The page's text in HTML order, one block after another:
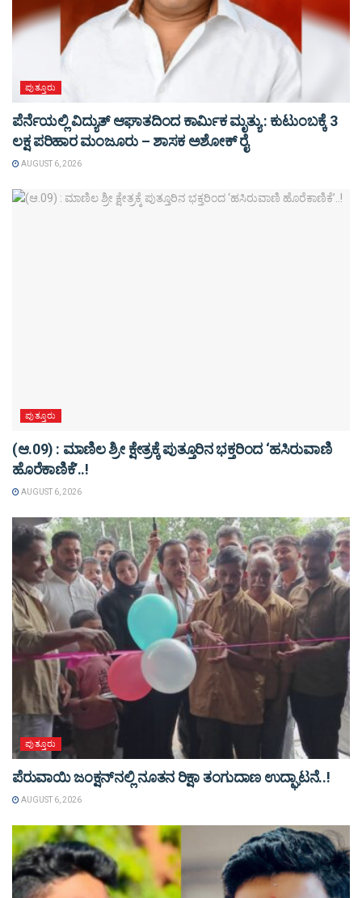
ಪುತ್ತೂರು
ಪೆರ್ನೆಯಲ್ಲಿ ವಿದ್ಯುತ್ ಆಘಾತದಿಂದ ಕಾರ್ಮಿಕ ಮೃತ್ಯು : ಕುಟುಂಬಕ್ಕೆ 3
ಲಕ್ಷ ಪರಿಹಾರ ಮಂಜೂರು – ಶಾಸಕ ಅಶೋಕ್ ರೈ
AUGUST 6, 2026
ಪುತ್ತೂರು
(ಆ.09) : ಮಾಣಿಲ ಶ್ರೀ ಕ್ಷೇತ್ರಕ್ಕೆ ಪುತ್ತೂರಿನ ಭಕ್ತರಿಂದ ‘ಹಸಿರುವಾಣಿ
ಹೊರೆಕಾಣಿಕೆ’..!
AUGUST 6, 2026
ಪುತ್ತೂರು
ಪೆರುವಾಯಿ ಜಂಕ್ಷನ್‌ನಲ್ಲಿ ನೂತನ ರಿಕ್ಷಾ ತಂಗುದಾಣ ಉದ್ಘಾಟನೆ..!
AUGUST 6, 2026